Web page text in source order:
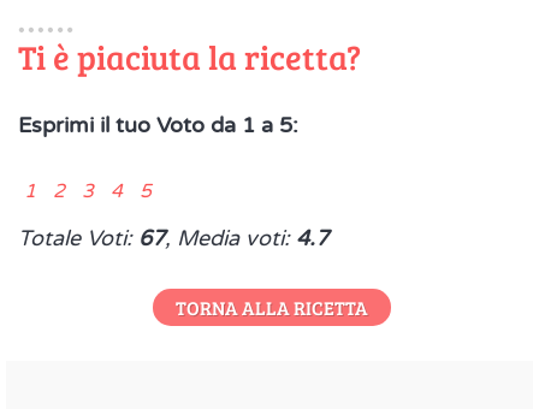
Ti è piaciuta la ricetta?
Esprimi il tuo Voto da 1 a 5:
1 2 3 4 5
Totale Voti: 67, Media voti: 4.7
TORNA ALLA RICETTA